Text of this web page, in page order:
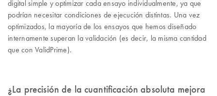
digital simple y optimizar cada ensayo individualmente, ya que
podrían necesitar condiciones de ejecución distintas. Una vez
optimizados, la mayoría de los ensayos que hemos diseñado
internamente superan la validación (es decir, la misma cantidad
que con ValidPrime).
¿La precisión de la cuantificación absoluta mejora